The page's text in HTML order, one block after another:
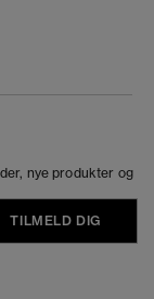
nye produkter og
TILMELD DIG